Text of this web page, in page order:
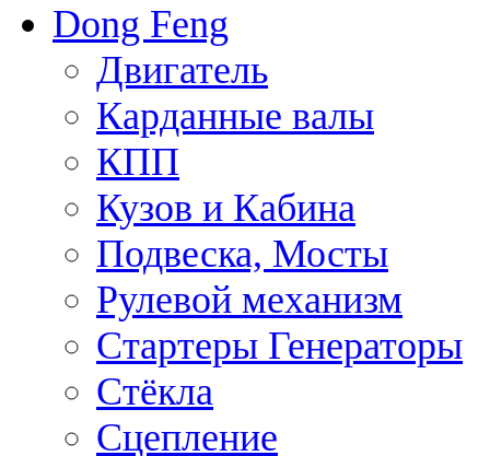
Dong Feng
Двигатель
Карданные валы
КПП
Кузов и Кабина
Подвеска, Мосты
Рулевой механизм
Стартеры Генераторы
Стёкла
Сцепление